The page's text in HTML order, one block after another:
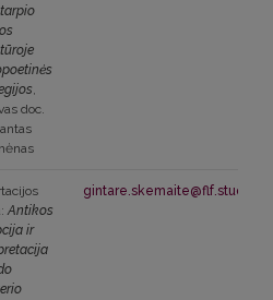
,
doc.
Antikos
ir
gintare.skemaite@flf.stud.vu.lt